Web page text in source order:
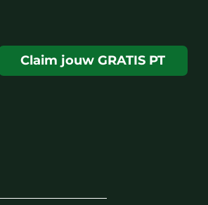
Claim jouw GRATIS PT